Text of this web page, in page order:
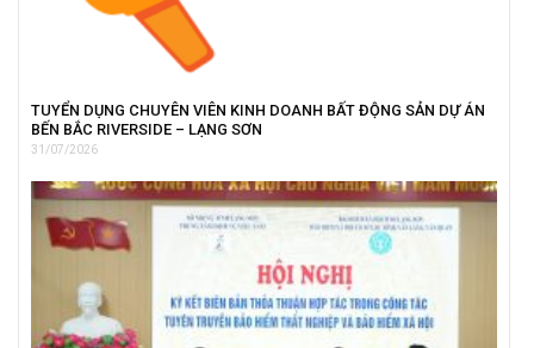
TUYỂN DỤNG CHUYÊN VIÊN KINH DOANH BẤT ĐỘNG SẢN DỰ ÁN
BẾN BẮC RIVERSIDE – LẠNG SƠN
31/07/2026